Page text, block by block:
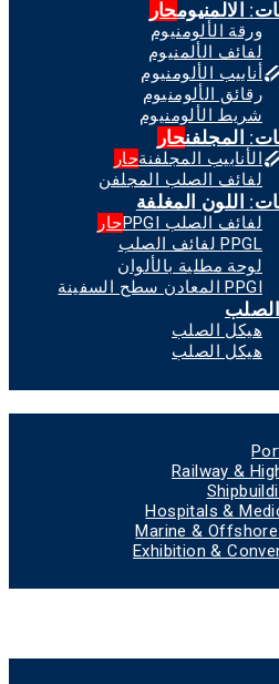
الالمنيومحار
ورقة الألومنيوم
لفائف الألمنيوم
أنابيب الألومنيوم
رقائق الألومنيوم
شريط الألومنيوم
المجلفنحار
الأنابيب المجلفنةحار
لفائف الصلب المجلفن
اللون المغلفة
لفائف الصلب PPGI
حار
PPGL لفائف الصلب
لوحة مطلية بالألوان
PPGI المعادن سطح السفينة
هيكل الصلب
هيكل الصلب
Railway &
Hospitals &
Marine &
Exhibition &